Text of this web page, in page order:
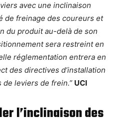
avec une inclinaison
de freinage des coureurs et
du produit au-delà de son
sera restreint en
réglementation entrera en
des directives d’installation
leviers de frein.” UCI
l’inclinaison des